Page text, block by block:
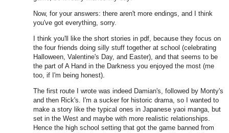
Now, for your answers: there aren't more endings, and I think
you've got everything, sorry.
I think you'll like the short stories in pdf, because they focus on
the four friends doing silly stuff together at school (celebrating
Halloween, Valentine's Day, and Easter), and that seems to be
the part of A Hand in the Darkness you enjoyed the most (me
too, if I'm being honest).
The first route I wrote was indeed Damian's, followed by Monty's
and then Rick's. I'm a sucker for historic drama, so I wanted to
make a story like the typical ones in Japanese yaoi manga, but
set in the West and maybe with more realistic relationships.
Hence the high school setting that got the game banned from